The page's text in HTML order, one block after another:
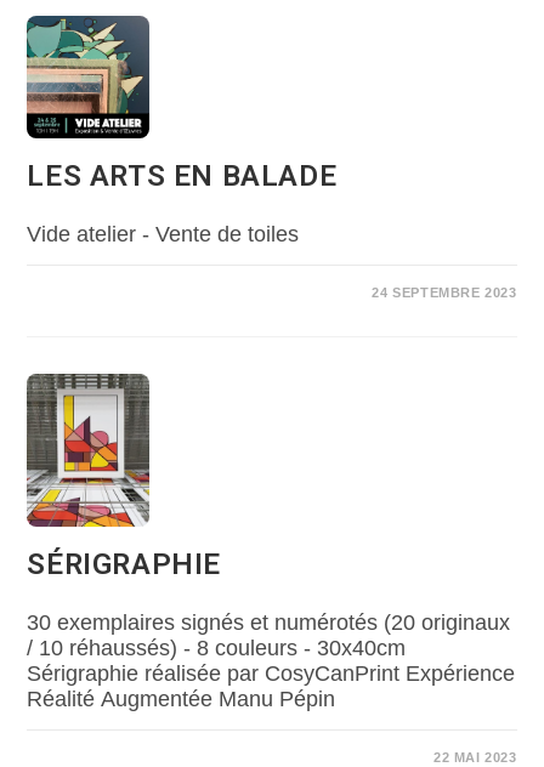
LES ARTS EN BALADE
Vide atelier - Vente de toiles
24 SEPTEMBRE 2023
SÉRIGRAPHIE
30 exemplaires signés et numérotés (20 originaux
/ 10 réhaussés) - 8 couleurs - 30x40cm
Sérigraphie réalisée par CosyCanPrint Expérience
Réalité Augmentée Manu Pépin
22 MAI 2023